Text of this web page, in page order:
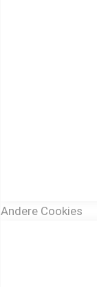
Andere Cookies